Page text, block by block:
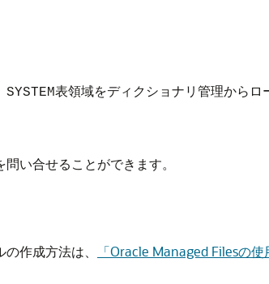
SYSTEM表領域をディクショナリ管理からロ
い合せることができます。
作成方法は、
「Oracle Managed Filesの使